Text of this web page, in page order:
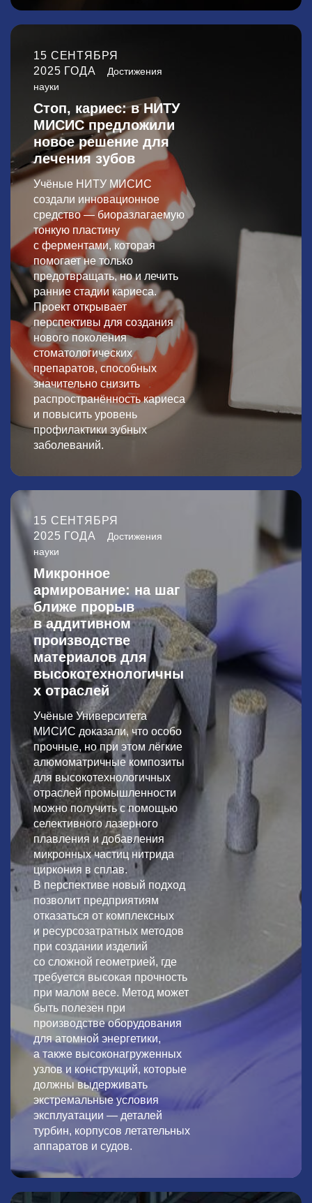
15 СЕНТЯБРЯ
2025 ГОДА
Достижения
науки
Стоп, кариес: в НИТУ
МИСИС предложили
новое решение для
лечения зубов
Учёные НИТУ МИСИС
создали инновационное
средство — биоразлагаемую
тонкую пластину
с ферментами, которая
помогает не только
предотвращать, но и лечить
ранние стадии кариеса.
Проект открывает
перспективы для создания
нового поколения
стоматологических
препаратов, способных
значительно снизить
распространённость кариеса
и повысить уровень
профилактики зубных
заболеваний.
15 СЕНТЯБРЯ
2025 ГОДА
Достижения
науки
Микронное
армирование: на шаг
ближе прорыв
в аддитивном
производстве
материалов для
высокотехнологичны
х отраслей
Учёные Университета
МИСИС доказали, что особо
прочные, но при этом лёгкие
алюмоматричные композиты
для высокотехнологичных
отраслей промышленности
можно получить с помощью
селективного лазерного
плавления и добавления
микронных частиц нитрида
циркония в сплав.
В перспективе новый подход
позволит предприятиям
отказаться от комплексных
и ресурсозатратных методов
при создании изделий
со сложной геометрией, где
требуется высокая прочность
при малом весе. Метод может
быть полезен при
производстве оборудования
для атомной энергетики,
а также высоконагруженных
узлов и конструкций, которые
должны выдерживать
экстремальные условия
эксплуатации — деталей
турбин, корпусов летательных
аппаратов и судов.